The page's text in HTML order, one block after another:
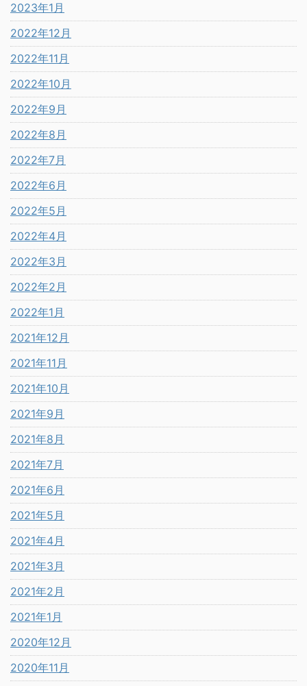
2023年1月
2022年12月
2022年11月
2022年10月
2022年9月
2022年8月
2022年7月
2022年6月
2022年5月
2022年4月
2022年3月
2022年2月
2022年1月
2021年12月
2021年11月
2021年10月
2021年9月
2021年8月
2021年7月
2021年6月
2021年5月
2021年4月
2021年3月
2021年2月
2021年1月
2020年12月
2020年11月